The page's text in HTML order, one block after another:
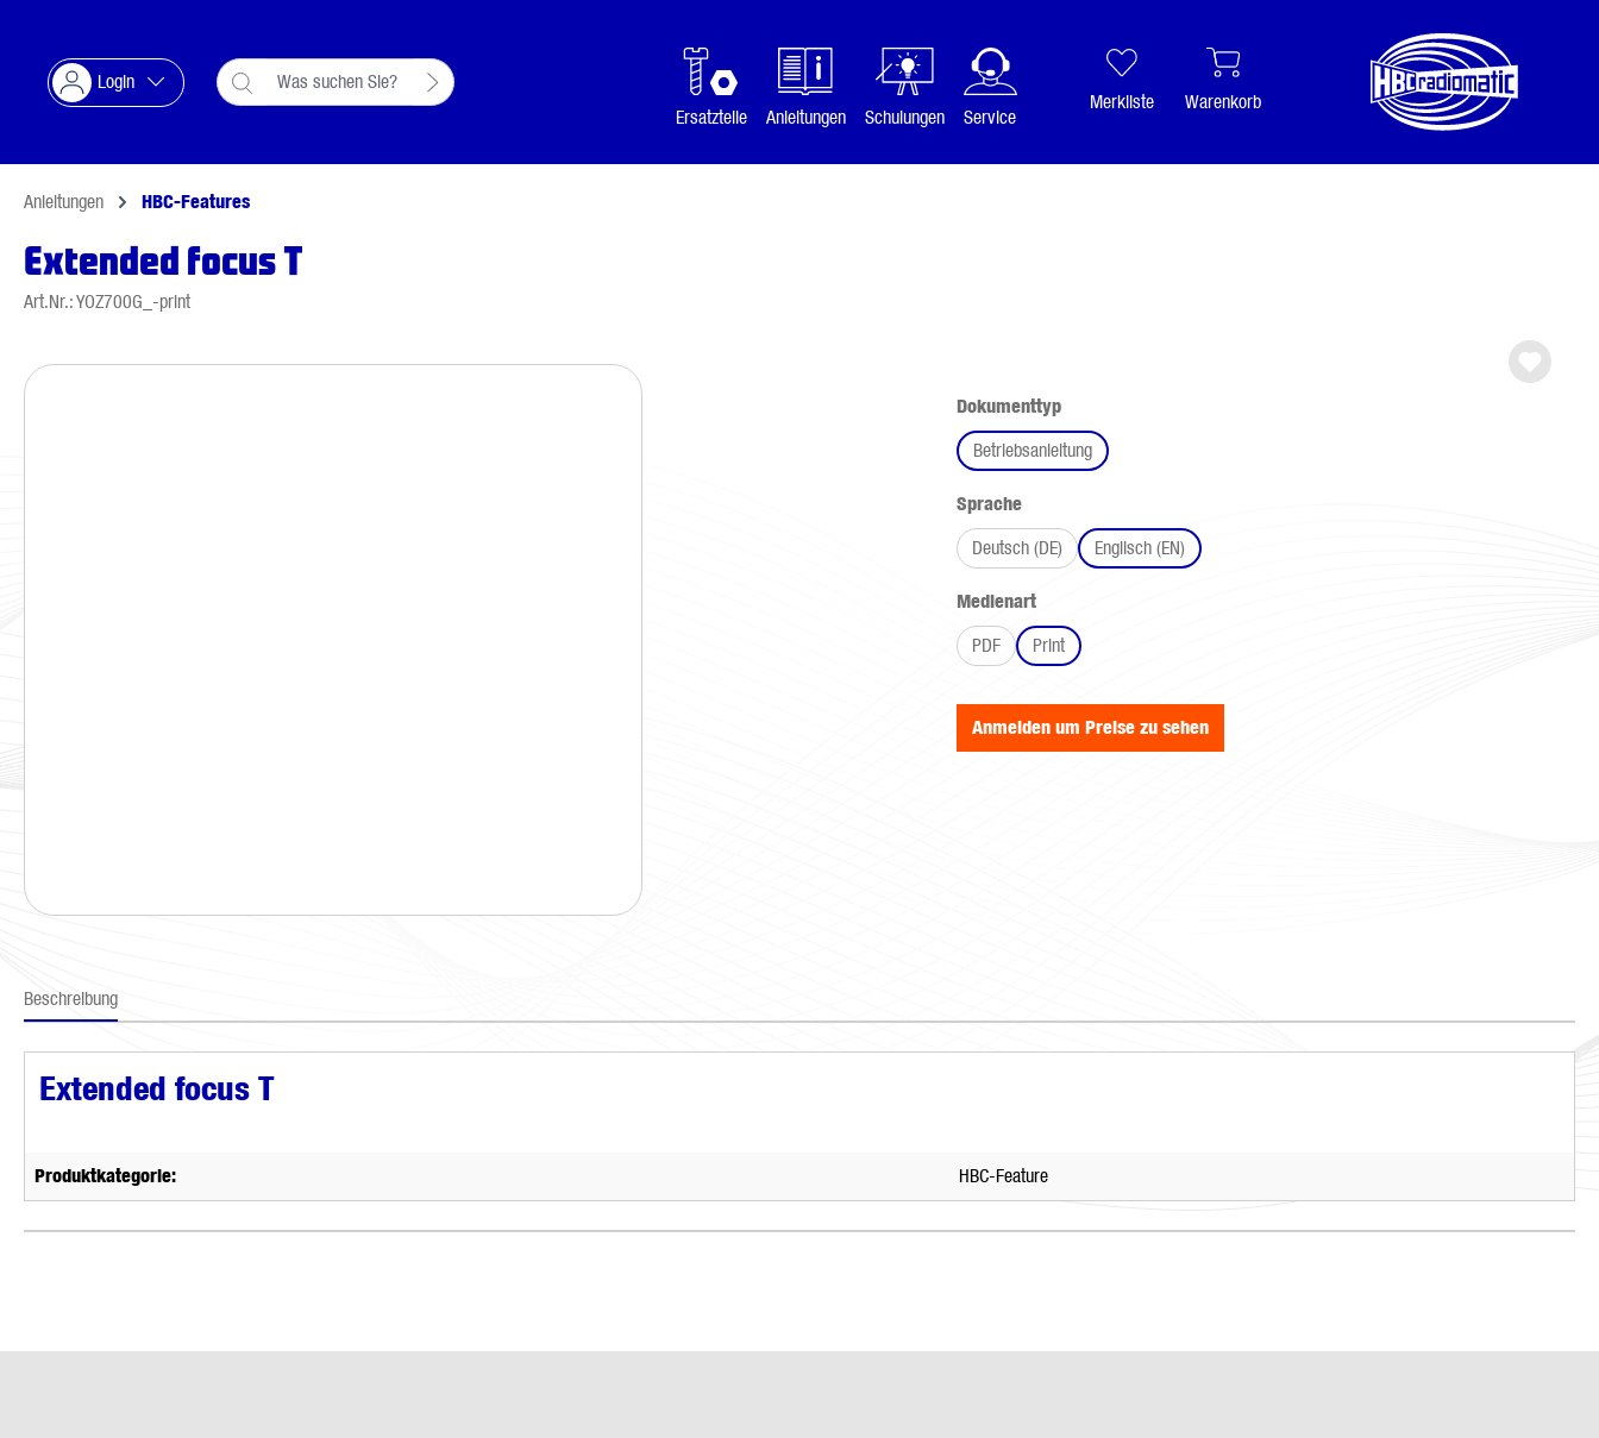
Login
Ersatzteile
Anleitungen Schulungen Service
Merkliste Warenkorb
Anleitungen HBC-Features
Extended focus T
Art.Nr.: YOZ700G_-print
Bildergalerie überspringen
Dokumenttypauswählen
Betriebsanleitung
Spracheauswählen
Deutsch (DE)
Englisch (EN)
Medienartauswählen
PDF
Print
Anmelden um Preise zu sehen
Beschreibung
Extended focus T
Produktkategorie: HBC-Feature